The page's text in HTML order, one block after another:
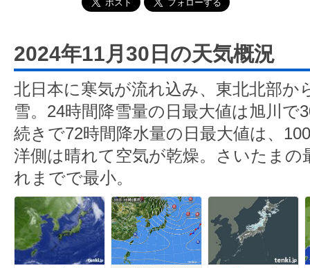
2024年11月30日の天気概況
北日本に寒気が流れ込み、東北北部か
雪。24時間降雪量の日最大値は旭川で
続きで72時間降水量の日最大値は、
洋側は晴れて空気が乾燥。さいたまの
れまでで最小。